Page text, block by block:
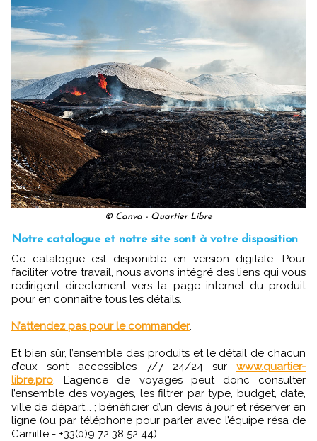
© Canva - Quartier Libre
Notre catalogue et notre site sont à votre disposition
Ce catalogue est disponible en version digitale. Pour
faciliter votre travail, nous avons intégré des liens qui vous
redirigent directement vers la page internet du produit
pour en connaître tous les détails.
N’attendez pas pour le commander.
Et bien sûr, l’ensemble des produits et le détail de chacun
d’eux sont accessibles 7/7 24/24 sur www.quartier-
libre.pro , L’agence de voyages peut donc consulter
l’ensemble des voyages, les filtrer par type, budget, date,
ville de départ... ; bénéficier d’un devis à jour et réserver en
ligne (ou par téléphone pour parler avec l’équipe résa de
Camille - +33(0)9 72 38 52 44).